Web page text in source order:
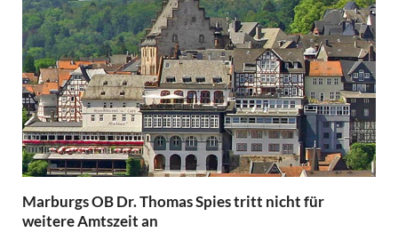
Marburgs OB Dr. Thomas Spies tritt nicht für
weitere Amtszeit an